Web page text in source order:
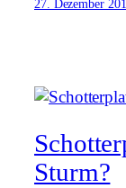
27. Dezember
Sturm?